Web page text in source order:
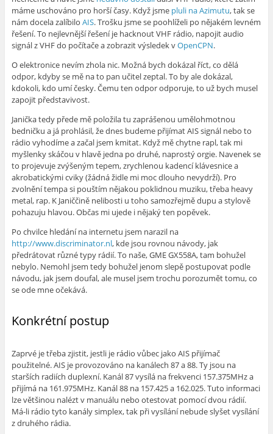
máme uschováno pro horší časy. Když jsme pluli na Azimutu, tak se
nám docela zalíbilo AIS. Trošku jsme se poohlíželi po nějakém levném
řešení. To nejlevnější řešení je hacknout VHF rádio, napojit audio
signál z VHF do počítače a zobrazit výsledek vOpenCPN.
O elektronice nevím zhola nic. Možná bych dokázal říct, co dělá
odpor, kdyby se mě na to pan učitel zeptal. To by ale dokázal,
kdokoli, kdo umí česky. Čemu ten odpor odporuje, to už bych musel
zapojit představivost.
Janička tedy přede mě položila tu zaprášenou umělohmotnou
bedničku a já prohlásil, že dnes budeme přijímat AIS signál nebo to
rádio vyhodíme a začal jsem kmitat. Když mě chytne rapl, tak mi
myšlenky skáčou v hlavě jedna po druhé, naprostý orgie. Navenek se
to projevuje zvýšeným tepem, zrychlenou kadencí klávesnice a
akrobatickými cviky (žádná židle mi moc dlouho nevydrží). Pro
zvolnění tempa si pouštím nějakou poklidnou muziku, třeba heavy
metal, rap. K Janiččině nelibosti u toho samozřejmě dupu a stylově
pohazuju hlavou. Občas mi ujede i nějaký ten popěvek.
Po chvilce hledání na internetu jsem narazil na
http://www.discriminator.nl, kde jsou rovnou návody, jak
předrátovat různé typy rádií. To naše, GME GX558A, tam bohužel
nebylo. Nemohl jsem tedy bohužel jenom slepě postupovat podle
návodu, jak jsem doufal, ale musel jsem trochu porozumět tomu, co
se ode mne očekává.
Konkrétní postup
Zaprvé je třeba zjistit, jestli je rádio vůbec jako AIS přijímač
použitelné. AIS je provozováno na kanálech 87 a 88. Ty jsou na
starších radiích duplexní. Kanál 87 vysílá na frekvenci 157.375MHz a
přijímá na 161.975MHz. Kanál 88 na 157.425 a 162.025. Tuto informaci
lze většinou nalézt v manuálu nebo otestovat pomocí dvou rádií.
Má-li rádio tyto kanály simplex, tak při vysílání nebude slyšet vysílání
z druhého rádia.